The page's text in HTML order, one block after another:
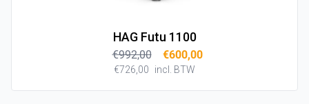
HAG Futu 1100
€992,00
€600,00
€726,00 incl. BTW